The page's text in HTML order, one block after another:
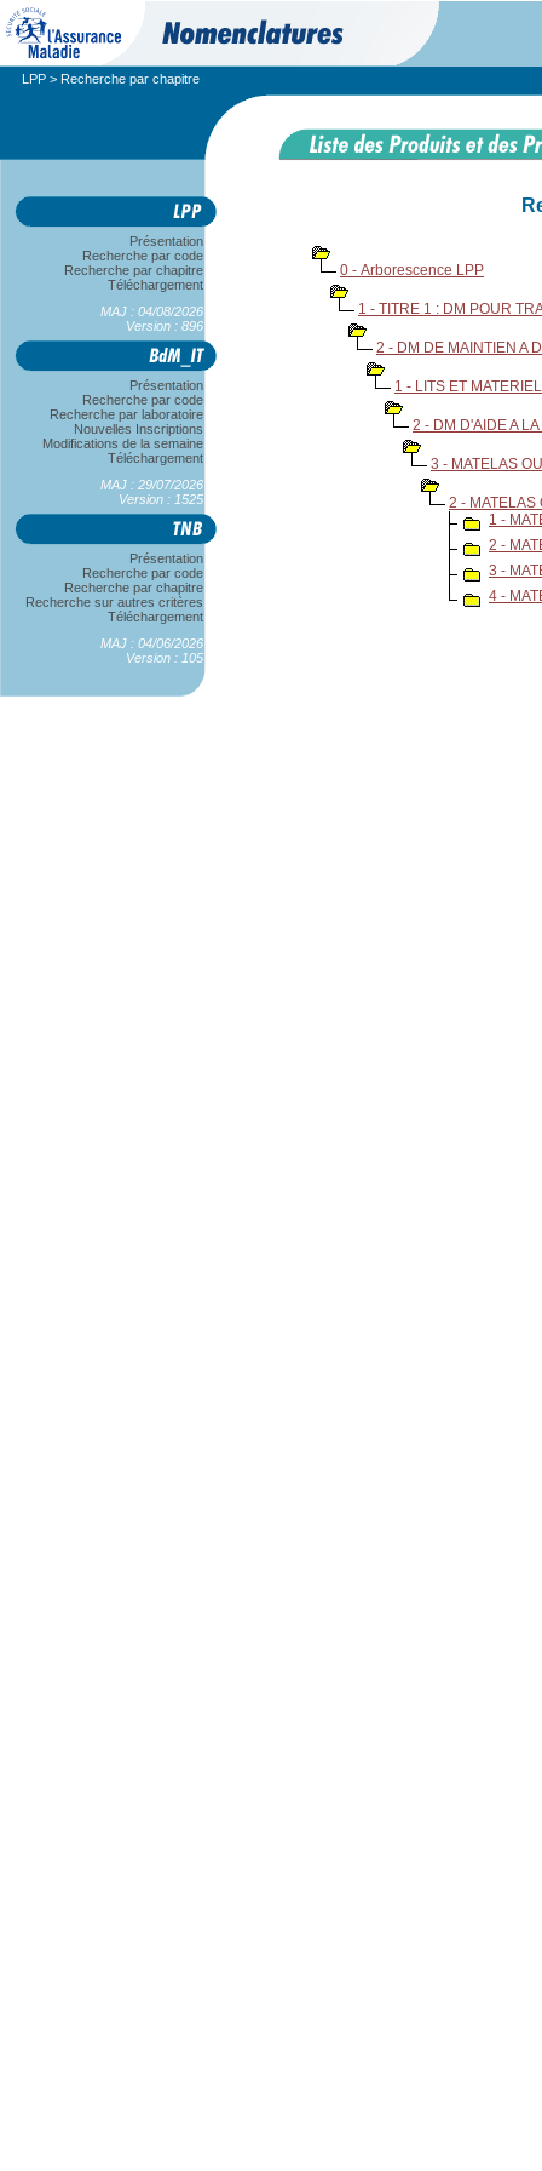
LPP > Recherche par chapitre
Présentation
Recherche par code
Recherche par chapitre
Téléchargement
MAJ : 04/08/2026
Version : 896
Présentation
Recherche par code
Recherche par laboratoire
Nouvelles Inscriptions
Modifications de la semaine
Téléchargement
MAJ : 29/07/2026
Version : 1525
Présentation
Recherche par code
Recherche par chapitre
Recherche sur autres critères
Téléchargement
MAJ : 04/06/2026
Version : 105
0 - Arborescence LPP
1 - TITRE 1 : DM POUR
2 - DM DE MAINTIEN A
1 - LITS ET
2 - DM D'AIDE A
3 - MATELAS
2 - MATELAS
1 -
2 -
3 -
4 -